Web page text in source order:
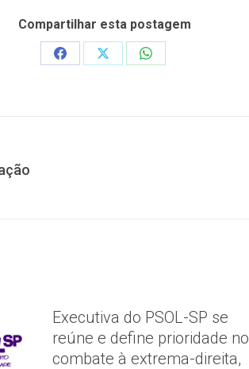
Compartilhar esta postagem
Share
Share
Share
Executiva do PSOL-SP se
reúne e define prioridade no
combate à extrema-direita,